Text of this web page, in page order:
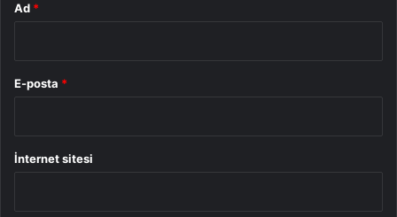
Ad *
E-posta *
İnternet sitesi